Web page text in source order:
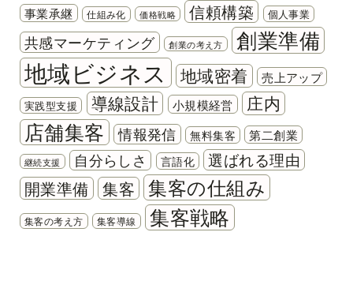
事業承継 仕組み化 価格戦略 信頼構築 個人事業
共感マーケティング 創業の考え方 創業準備
地域ビジネス 地域密着 売上アップ
実践型支援 導線設計 小規模経営 庄内
店舗集客 情報発信 無料集客 第二創業
継続支援 自分らしさ 言語化 選ばれる理由
開業準備 集客 集客の仕組み
集客の考え方 集客導線 集客戦略